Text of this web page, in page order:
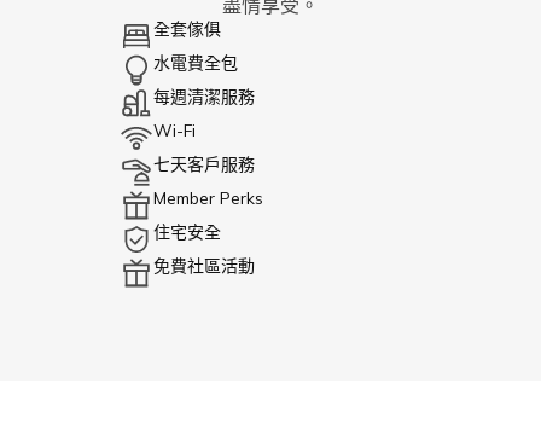
盡情享受。
全套傢俱
水電費全包
每週清潔服務
Wi-Fi
七天客戶服務
Member Perks
住宅安全
免費社區活動